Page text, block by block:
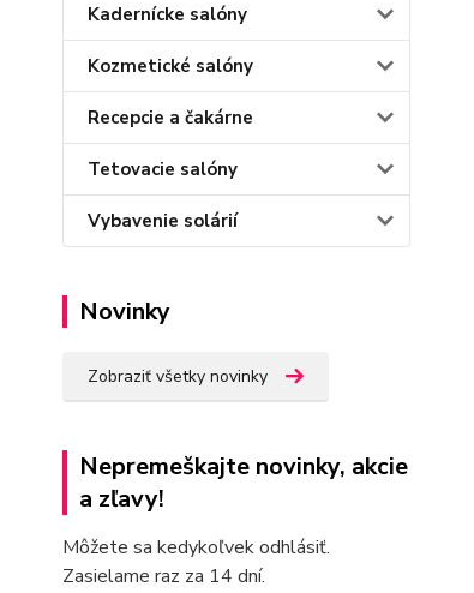
Kadernícke salóny
Kozmetické salóny
Recepcie a čakárne
Tetovacie salóny
Vybavenie solárií
Novinky
Zobraziť všetky novinky
Nepremeškajte novinky, akcie
a zľavy!
Môžete sa kedykoľvek odhlásiť.
Zasielame raz za 14 dní.